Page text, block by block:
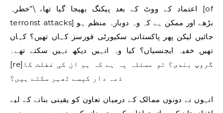
اعتماد کے ووٹ کے بعد پیکنگ بھیجا گیا تھا، \”خطرہ [of
terrorist attacks] بڑھے اور ممکن ہے کہ وہ دوبارہ منظم ہو
جائیں لیکن پھر پاکستانی سکیورٹی فورسز کہاں تھیں؟ کہاں
تھیں خفیہ ایجنسیاں؟ کیا وہ انہیں دیکھ نہیں سکتے تھے۔
[re]گروپ بندی؟ تو مسئلہ یہ ہے کہ ہم ان کی غفلت کا
ذمہ دار کیسے ٹھہر سکتے ہیں؟
انہوں نے دونوں ممالک کے درمیان تعاون کو یقینی بنانے کے لیے